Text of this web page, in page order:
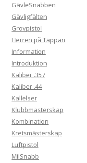
GävleSnabben
Gävligfälten
Grovpistol
Herren på Täppan
Information
Introduktion
Kaliber .357
Kaliber .44
Kallelser
Klubbmästerskap
Kombination
Kretsmästerskap
Luftpistol
MilSnabb